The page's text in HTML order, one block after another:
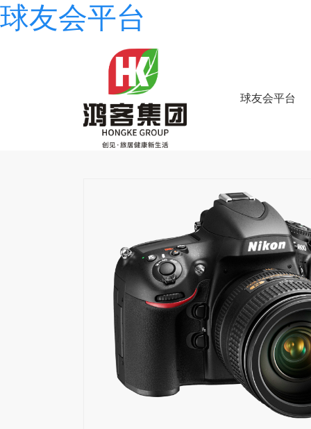
球友会平台
球友会平台